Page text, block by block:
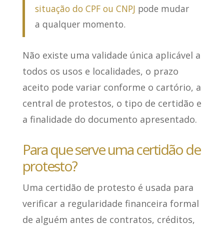
situação do CPF ou CNPJ pode mudar
a qualquer momento.
Não existe uma validade única aplicável a
todos os usos e localidades, o prazo
aceito pode variar conforme o cartório, a
central de protestos, o tipo de certidão e
a finalidade do documento apresentado.
Para que serve uma certidão de
protesto?
Uma certidão de protesto é usada para
verificar a regularidade financeira formal
de alguém antes de contratos, créditos,